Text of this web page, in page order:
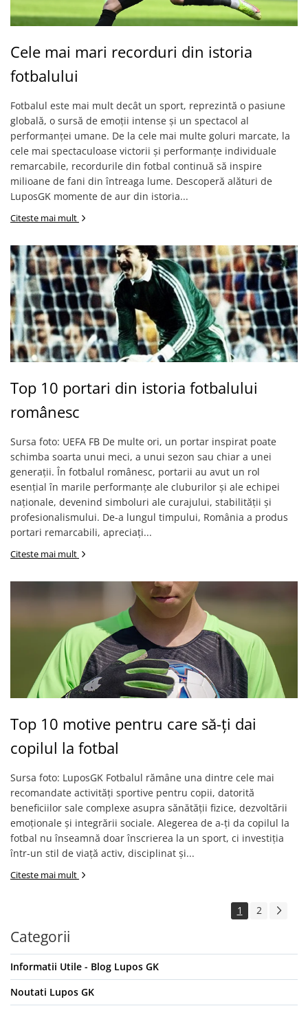
Cele mai mari recorduri din istoria
fotbalului
Fotbalul este mai mult decât un sport, reprezintă o pasiune
globală, o sursă de emoții intense și un spectacol al
performanței umane. De la cele mai multe goluri marcate, la
cele mai spectaculoase victorii și performanțe individuale
remarcabile, recordurile din fotbal continuă să inspire
milioane de fani din întreaga lume. Descoperă alături de
LuposGK momente de aur din istoria...
Citeste mai mult
Top 10 portari din istoria fotbalului
românesc
Sursa foto: UEFA FB De multe ori, un portar inspirat poate
schimba soarta unui meci, a unui sezon sau chiar a unei
generații. În fotbalul românesc, portarii au avut un rol
esențial în marile performanțe ale cluburilor și ale echipei
naționale, devenind simboluri ale curajului, stabilității și
profesionalismului. De-a lungul timpului, România a produs
portari remarcabili, apreciați...
Citeste mai mult
Top 10 motive pentru care să-ți dai
copilul la fotbal
Sursa foto: LuposGK Fotbalul rămâne una dintre cele mai
recomandate activități sportive pentru copii, datorită
beneficiilor sale complexe asupra sănătății fizice, dezvoltării
emoționale și integrării sociale. Alegerea de a-ți da copilul la
fotbal nu înseamnă doar înscrierea la un sport, ci investiția
într-un stil de viață activ, disciplinat și...
Citeste mai mult
1 2
Categorii
Informatii Utile - Blog Lupos GK
Noutati Lupos GK